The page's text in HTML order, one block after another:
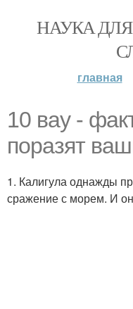
НАУКА
главная
10 вау -
поразят
1. Калигула однажды
сражение с морем. И